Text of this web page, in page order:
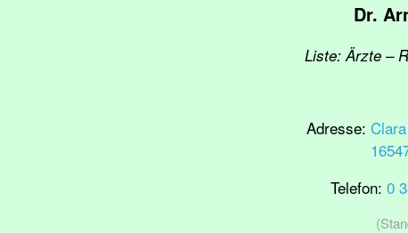
Dr.
Liste: Ärzte –
Adresse:
Telefon: 0